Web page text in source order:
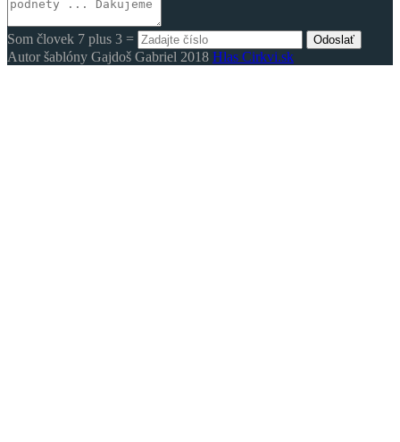
Som človek 7 plus 3 = Odoslať
Autor šablóny Gajdoš Gabriel 2018 Hlas Cirkvi.sk